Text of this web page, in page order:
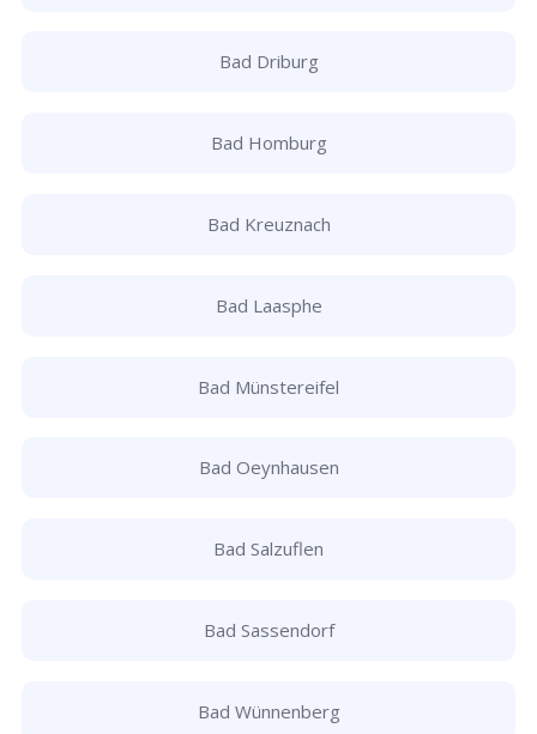
Bad Driburg
Bad Homburg
Bad Kreuznach
Bad Laasphe
Bad Münstereifel
Bad Oeynhausen
Bad Salzuflen
Bad Sassendorf
Bad Wünnenberg